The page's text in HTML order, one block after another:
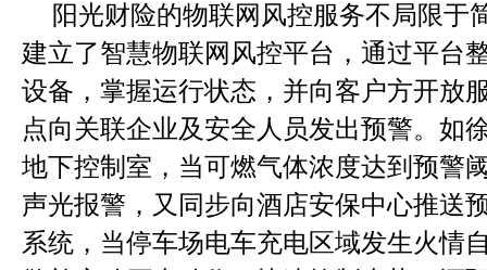
阳光财险的物联网风控服务不局限于
建立了智慧物联网风控平台，通过平台
设备，掌握运行状态，并向客户方开放
点向关联企业及安全人员发出预警。如
地下控制室，当可燃气体浓度达到预警
声光报警，又同步向酒店安保中心推送
系统，当停车场电车充电区域发生火情